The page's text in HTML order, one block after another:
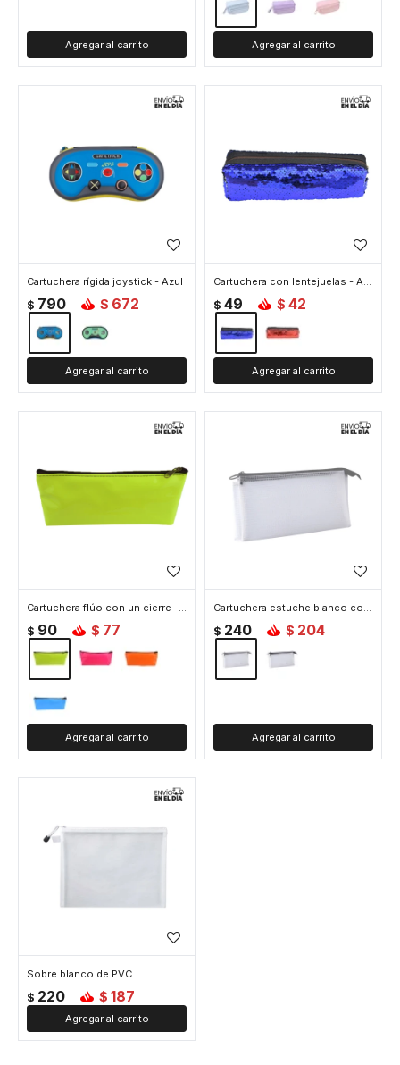
Cartuchera rígida joystick - Azul
$ 790 $ 672
Cartuchera con lentejuelas - Azul
$ 49 $ 42
Cartuchera flúo con un cierre - Amarillo
$ 90 $ 77
Cartuchera estuche blanco con cierre - Gris
$ 240 $ 204
Sobre blanco de PVC
$ 220 $ 187